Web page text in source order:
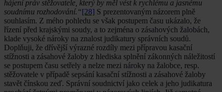
hájení práv stěžovatele, který by měl vést k rychlému a jasnému
soudnímu rozhodování.“[28] S prezentovaným názorem plně
souhlasím. Z mého pohledu se však postupem času ukázalo, že
řízení před krajskými soudy, a to zejména o zásahových žalobách,
klade vysoké nároky na znalost judikatury správních soudů.
Doplňuji, že dřívější výrazné rozdíly mezi přípravou kasační
stížnosti a zásahové žaloby z hlediska splnění zákonných náležitostí
se postupem času setřely a nelze mezi nároky na žalobce, resp.
stěžovatele v případě sepsání kasační stížnosti a zásahové žaloby
stavět čínskou zeď. Správní soudnictví jako celek a jeho judikatura